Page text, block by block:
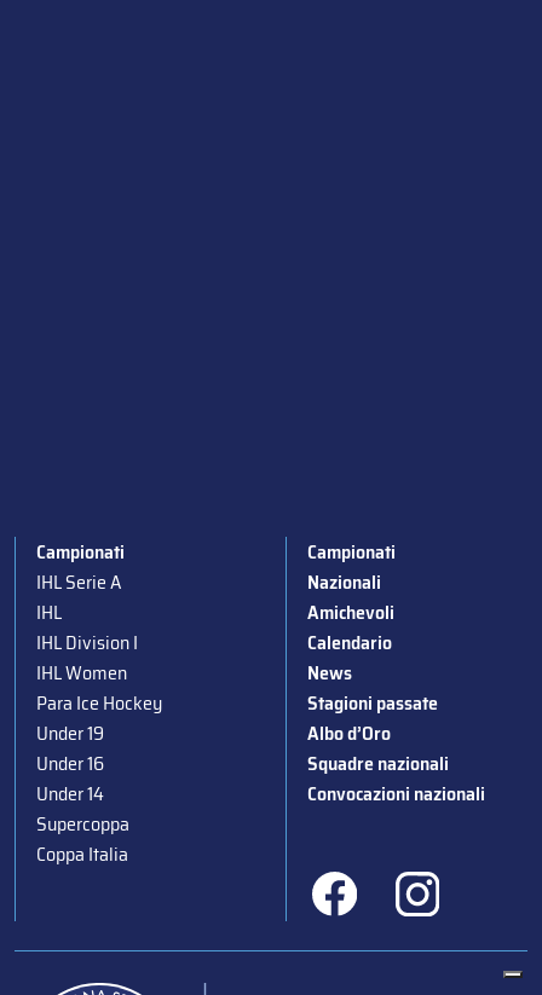
Campionati
IHL Serie A
IHL
IHL Division I
IHL Women
Para Ice Hockey
Under 19
Under 16
Under 14
Supercoppa
Coppa Italia
Campionati
Nazionali
Amichevoli
Calendario
News
Stagioni passate
Albo d’Oro
Squadre nazionali
Convocazioni nazionali